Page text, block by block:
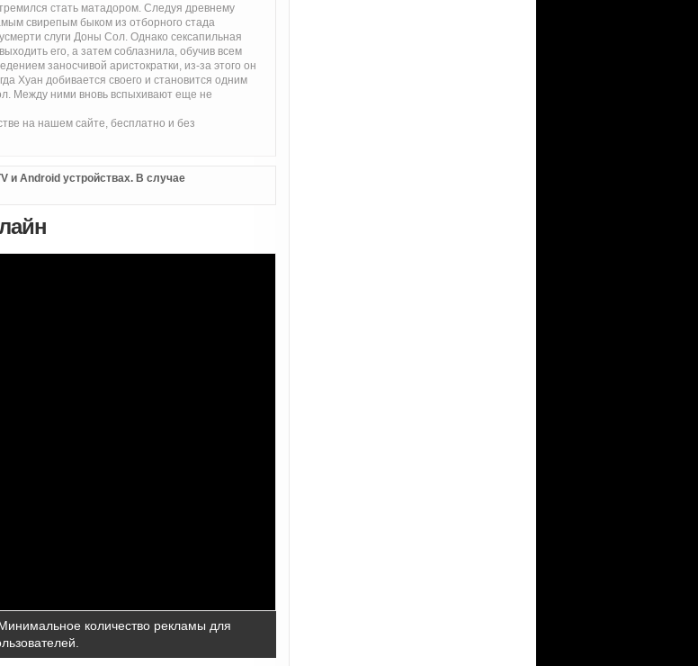
стать матадором. Следуя древнему
свирепым быком из отборного стада
слуги Доны Сол. Однако сексапильная
его, а затем соблазнила, обучив всем
заносчивой аристократки, из-за этого он
Хуан добивается своего и становится одним
Между ними вновь вспыхивают еще не
на нашем сайте, бесплатно и без
и Android устройствах. В случае
количество рекламы для